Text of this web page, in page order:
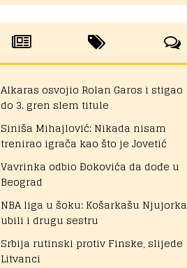
Alkaras osvojio Rolan Garos i stigao
do 3. gren slem titule
Siniša Mihajlović: Nikada nisam
trenirao igrača kao što je Jovetić
Vavrinka odbio Đokovića da dođe u
Beograd
NBA liga u šoku: Košarkašu Njujorka
ubili i drugu sestru
Srbija rutinski protiv Finske, slijede
Litvanci